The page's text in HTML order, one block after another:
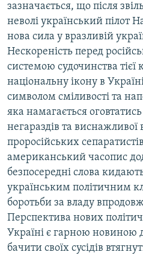
зазначається, що після
неволі український пілот
нова сила у вразливій
Нескореність перед
системою судочинства тієї
національну ікону в
символом сміливості та
яка намагається
негараздів та виснажливої
проросійських
американський часопис
безпосередні слова
українським політичним
боротьби за владу
Перспектива нових
Україні є гарною новиною
бачити своїх сусідів